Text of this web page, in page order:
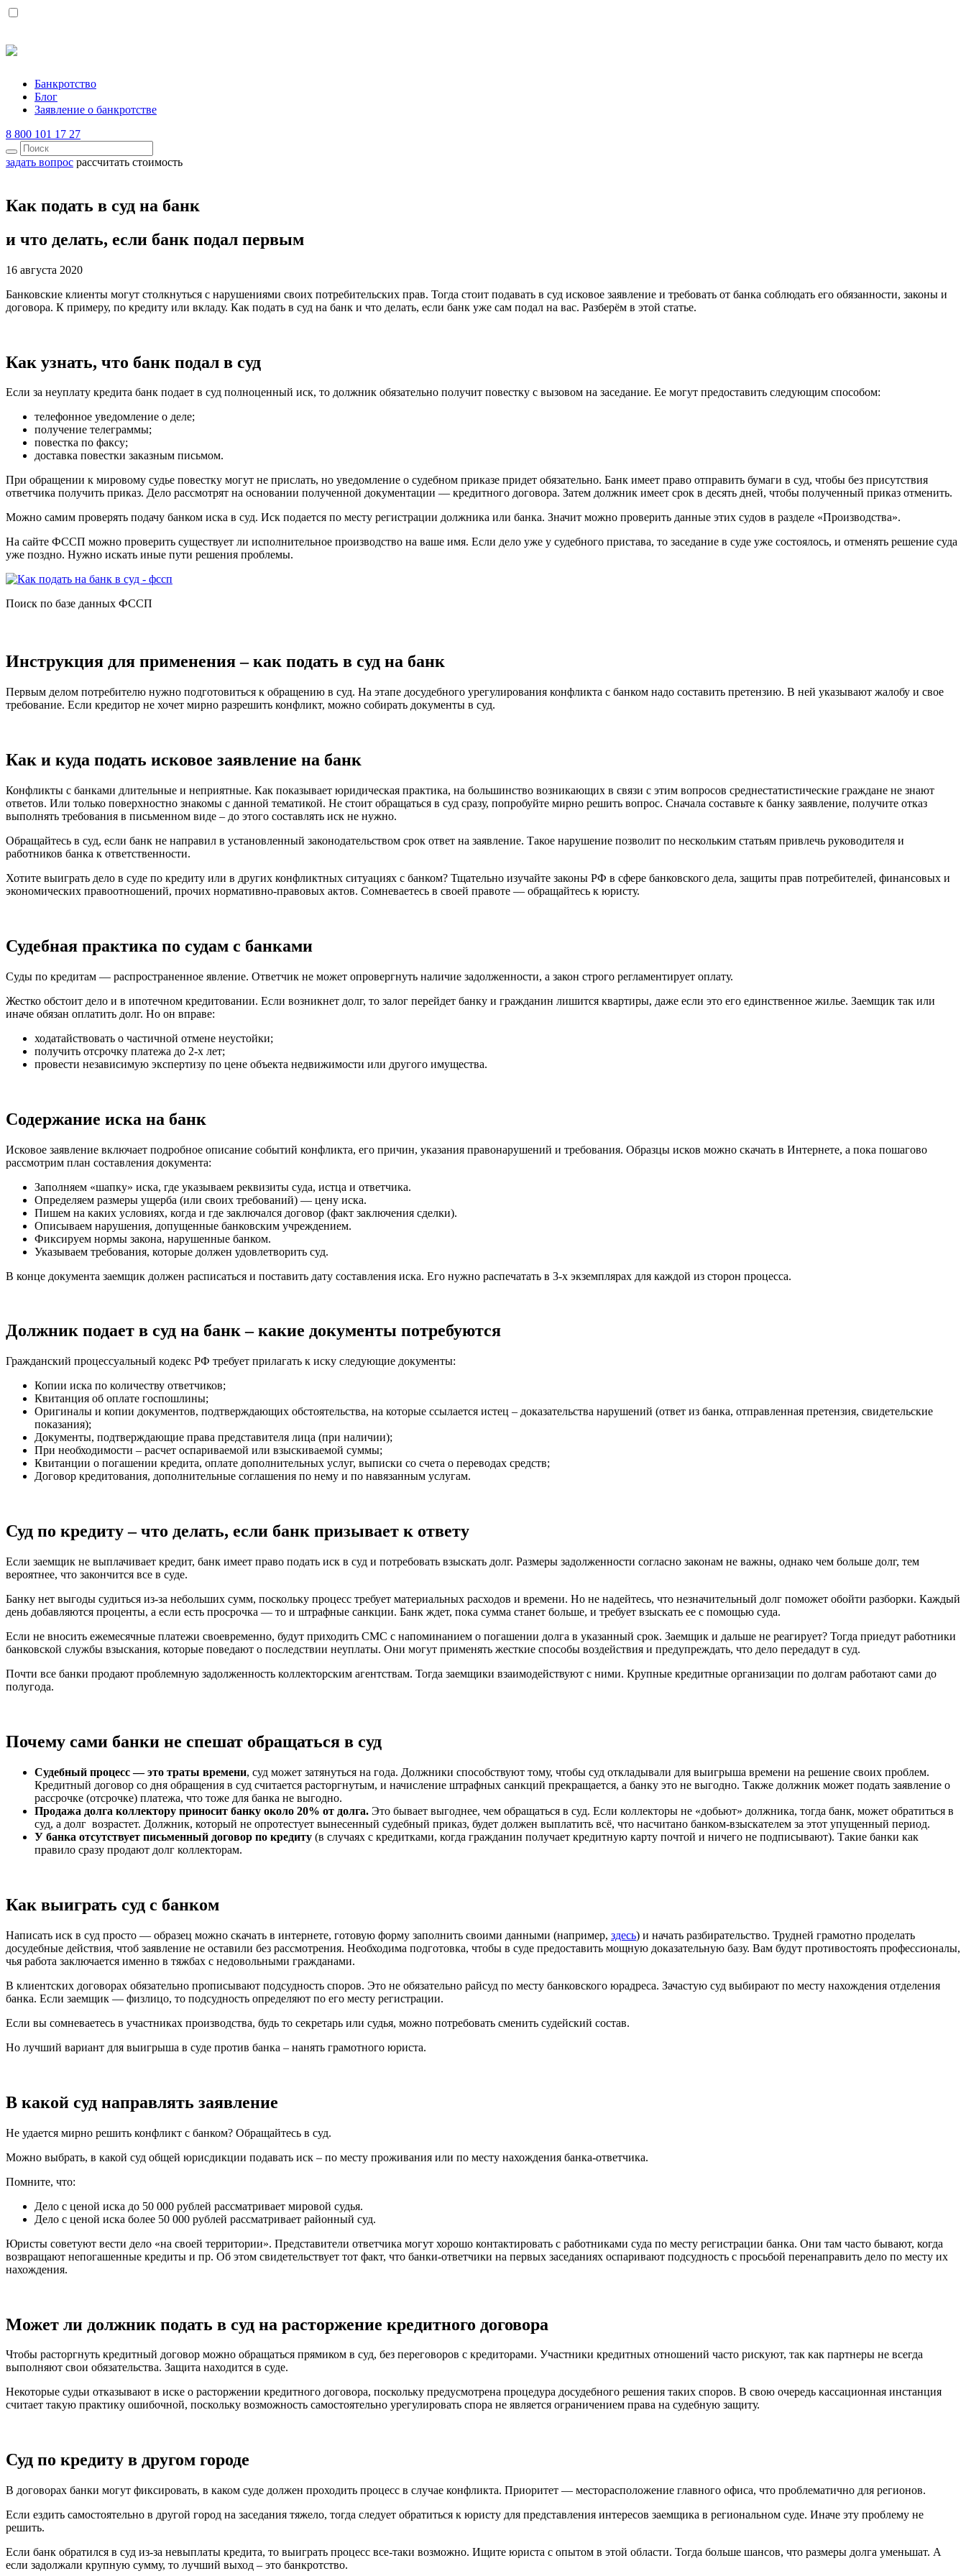
Банкротство
Блог
Заявление о банкротстве
8 800 101 17 27
задать вопрос рассчитать стоимость
Как подать в суд на банк
и что делать, если банк подал первым
16 августа 2020
Банковские клиенты могут столкнуться с нарушениями своих потребительских прав. Тогда стоит подавать в суд исковое заявление и требовать от банка соблюдать его обязанности, законы и
договора. К примеру, по кредиту или вкладу. Как подать в суд на банк и что делать, если банк уже сам подал на вас. Разберём в этой статье.
Как узнать, что банк подал в суд
Если за неуплату кредита банк подает в суд полноценный иск, то должник обязательно получит повестку с вызовом на заседание. Ее могут предоставить следующим способом:
телефонное уведомление о деле;
получение телеграммы;
повестка по факсу;
доставка повестки заказным письмом.
При обращении к мировому судье повестку могут не прислать, но уведомление о судебном приказе придет обязательно. Банк имеет право отправить бумаги в суд, чтобы без присутствия
ответчика получить приказ. Дело рассмотрят на основании полученной документации — кредитного договора. Затем должник имеет срок в десять дней, чтобы полученный приказ отменить.
Можно самим проверять подачу банком иска в суд. Иск подается по месту регистрации должника или банка. Значит можно проверить данные этих судов в разделе «Производства».
На сайте ФССП можно проверить существует ли исполнительное производство на ваше имя. Если дело уже у судебного пристава, то заседание в суде уже состоялось, и отменять решение суда
уже поздно. Нужно искать иные пути решения проблемы.
Поиск по базе данных ФССП
Инструкция для применения – как подать в суд на банк
Первым делом потребителю нужно подготовиться к обращению в суд. На этапе досудебного урегулирования конфликта с банком надо составить претензию. В ней указывают жалобу и свое
требование. Если кредитор не хочет мирно разрешить конфликт, можно собирать документы в суд.
Как и куда подать исковое заявление на банк
Конфликты с банками длительные и неприятные. Как показывает юридическая практика, на большинство возникающих в связи с этим вопросов среднестатистические граждане не знают
ответов. Или только поверхностно знакомы с данной тематикой. Не стоит обращаться в суд сразу, попробуйте мирно решить вопрос. Сначала составьте к банку заявление, получите отказ
выполнять требования в письменном виде – до этого составлять иск не нужно.
Обращайтесь в суд, если банк не направил в установленный законодательством срок ответ на заявление. Такое нарушение позволит по нескольким статьям привлечь руководителя и
работников банка к ответственности.
Хотите выиграть дело в суде по кредиту или в других конфликтных ситуациях с банком? Тщательно изучайте законы РФ в сфере банковского дела, защиты прав потребителей, финансовых и
экономических правоотношений, прочих нормативно-правовых актов. Сомневаетесь в своей правоте — обращайтесь к юристу.
Судебная практика по судам с банками
Суды по кредитам — распространенное явление. Ответчик не может опровергнуть наличие задолженности, а закон строго регламентирует оплату.
Жестко обстоит дело и в ипотечном кредитовании. Если возникнет долг, то залог перейдет банку и гражданин лишится квартиры, даже если это его единственное жилье. Заемщик так или
иначе обязан оплатить долг. Но он вправе:
ходатайствовать о частичной отмене неустойки;
получить отсрочку платежа до 2-х лет;
провести независимую экспертизу по цене объекта недвижимости или другого имущества.
Содержание иска на банк
Исковое заявление включает подробное описание событий конфликта, его причин, указания правонарушений и требования. Образцы исков можно скачать в Интернете, а пока пошагово
рассмотрим план составления документа:
Заполняем «шапку» иска, где указываем реквизиты суда, истца и ответчика.
Определяем размеры ущерба (или своих требований) — цену иска.
Пишем на каких условиях, когда и где заключался договор (факт заключения сделки).
Описываем нарушения, допущенные банковским учреждением.
Фиксируем нормы закона, нарушенные банком.
Указываем требования, которые должен удовлетворить суд.
В конце документа заемщик должен расписаться и поставить дату составления иска. Его нужно распечатать в 3-х экземплярах для каждой из сторон процесса.
Должник подает в суд на банк – какие документы потребуются
Гражданский процессуальный кодекс РФ требует прилагать к иску следующие документы:
Копии иска по количеству ответчиков;
Квитанция об оплате госпошлины;
Оригиналы и копии документов, подтверждающих обстоятельства, на которые ссылается истец – доказательства нарушений (ответ из банка, отправленная претензия, свидетельские
показания);
Документы, подтверждающие права представителя лица (при наличии);
При необходимости – расчет оспариваемой или взыскиваемой суммы;
Квитанции о погашении кредита, оплате дополнительных услуг, выписки со счета о переводах средств;
Договор кредитования, дополнительные соглашения по нему и по навязанным услугам.
Суд по кредиту – что делать, если банк призывает к ответу
Если заемщик не выплачивает кредит, банк имеет право подать иск в суд и потребовать взыскать долг. Размеры задолженности согласно законам не важны, однако чем больше долг, тем
вероятнее, что закончится все в суде.
Банку нет выгоды судиться из-за небольших сумм, поскольку процесс требует материальных расходов и времени. Но не надейтесь, что незначительный долг поможет обойти разборки. Каждый
день добавляются проценты, а если есть просрочка — то и штрафные санкции. Банк ждет, пока сумма станет больше, и требует взыскать ее с помощью суда.
Если не вносить ежемесячные платежи своевременно, будут приходить СМС с напоминанием о погашении долга в указанный срок. Заемщик и дальше не реагирует? Тогда приедут работники
банковской службы взыскания, которые поведают о последствии неуплаты. Они могут применять жесткие способы воздействия и предупреждать, что дело передадут в суд.
Почти все банки продают проблемную задолженность коллекторским агентствам. Тогда заемщики взаимодействуют с ними. Крупные кредитные организации по долгам работают сами до
полугода.
Почему сами банки не спешат обращаться в суд
Судебный процесс — это траты времени, суд может затянуться на года. Должники способствуют тому, чтобы суд откладывали для выигрыша времени на решение своих проблем.
Кредитный договор со дня обращения в суд считается расторгнутым, и начисление штрафных санкций прекращается, а банку это не выгодно. Также должник может подать заявление о
рассрочке (отсрочке) платежа, что тоже для банка не выгодно.
Продажа долга коллектору приносит банку около 20% от долга. Это бывает выгоднее, чем обращаться в суд. Если коллекторы не «добьют» должника, тогда банк, может обратиться в
суд, а долг возрастет. Должник, который не опротестует вынесенный судебный приказ, будет должен выплатить всё, что насчитано банком-взыскателем за этот упущенный период.
У банка отсутствует письменный договор по кредиту (в случаях с кредитками, когда гражданин получает кредитную карту почтой и ничего не подписывают). Такие банки как
правило сразу продают долг коллекторам.
Как выиграть суд с банком
Написать иск в суд просто — образец можно скачать в интернете, готовую форму заполнить своими данными (например, здесь) и начать разбирательство. Трудней грамотно проделать
досудебные действия, чтоб заявление не оставили без рассмотрения. Необходима подготовка, чтобы в суде предоставить мощную доказательную базу. Вам будут противостоять профессионалы,
чья работа заключается именно в тяжбах с недовольными гражданами.
В клиентских договорах обязательно прописывают подсудность споров. Это не обязательно райсуд по месту банковского юрадреса. Зачастую суд выбирают по месту нахождения отделения
банка. Если заемщик — физлицо, то подсудность определяют по его месту регистрации.
Если вы сомневаетесь в участниках производства, будь то секретарь или судья, можно потребовать сменить судейский состав.
Но лучший вариант для выигрыша в суде против банка – нанять грамотного юриста.
В какой суд направлять заявление
Не удается мирно решить конфликт с банком? Обращайтесь в суд.
Можно выбрать, в какой суд общей юрисдикции подавать иск – по месту проживания или по месту нахождения банка-ответчика.
Помните, что:
Дело с ценой иска до 50 000 рублей рассматривает мировой судья.
Дело с ценой иска более 50 000 рублей рассматривает районный суд.
Юристы советуют вести дело «на своей территории». Представители ответчика могут хорошо контактировать с работниками суда по месту регистрации банка. Они там часто бывают, когда
возвращают непогашенные кредиты и пр. Об этом свидетельствует тот факт, что банки-ответчики на первых заседаниях оспаривают подсудность с просьбой перенаправить дело по месту их
нахождения.
Может ли должник подать в суд на расторжение кредитного договора
Чтобы расторгнуть кредитный договор можно обращаться прямиком в суд, без переговоров с кредиторами. Участники кредитных отношений часто рискуют, так как партнеры не всегда
выполняют свои обязательства. Защита находится в суде.
Некоторые судьи отказывают в иске о расторжении кредитного договора, поскольку предусмотрена процедура досудебного решения таких споров. В свою очередь кассационная инстанция
считает такую практику ошибочной, поскольку возможность самостоятельно урегулировать спора не является ограничением права на судебную защиту.
Суд по кредиту в другом городе
В договорах банки могут фиксировать, в каком суде должен проходить процесс в случае конфликта. Приоритет — месторасположение главного офиса, что проблематично для регионов.
Если ездить самостоятельно в другой город на заседания тяжело, тогда следует обратиться к юристу для представления интересов заемщика в региональном суде. Иначе эту проблему не
решить.
Если банк обратился в суд из-за невыплаты кредита, то выиграть процесс все-таки возможно. Ищите юриста с опытом в этой области. Тогда больше шансов, что размеры долга уменьшат. А
если задолжали крупную сумму, то лучший выход – это банкротство.